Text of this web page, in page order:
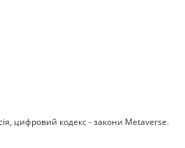
цифровий кодекс - закони Metaverse.